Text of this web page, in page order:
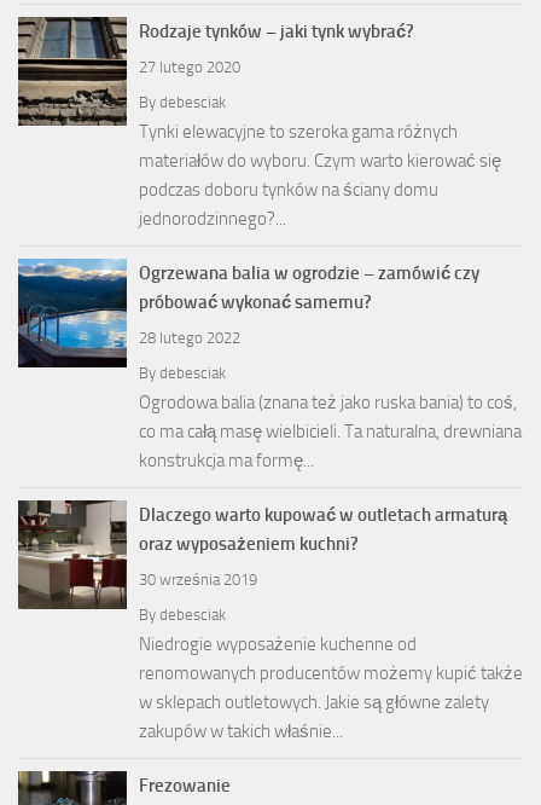
Rodzaje tynków – jaki tynk wybrać?
27 lutego 2020
By debesciak
Tynki elewacyjne to szeroka gama różnych
materiałów do wyboru. Czym warto kierować się
podczas doboru tynków na ściany domu
jednorodzinnego?...
Ogrzewana balia w ogrodzie – zamówić czy
próbować wykonać samemu?
28 lutego 2022
By debesciak
Ogrodowa balia (znana też jako ruska bania) to coś,
co ma całą masę wielbicieli. Ta naturalna, drewniana
konstrukcja ma formę...
Dlaczego warto kupować w outletach armaturą
oraz wyposażeniem kuchni?
30 września 2019
By debesciak
Niedrogie wyposażenie kuchenne od
renomowanych producentów możemy kupić także
w sklepach outletowych. Jakie są główne zalety
zakupów w takich właśnie...
Frezowanie